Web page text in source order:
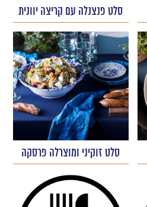
סלט פנצנלה עם קריצה יוונית
סלט זוקיני ומוצרלה פרסקה